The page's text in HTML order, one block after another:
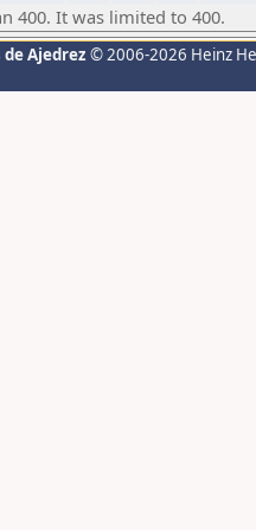
400. It was limited to 400.
Ajedrez © 2006-2026 Heinz